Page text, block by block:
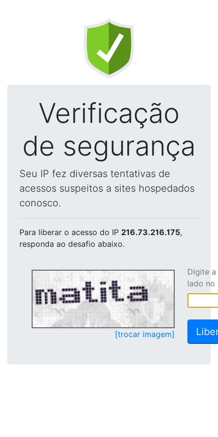
Verificação
de segurança
Seu IP fez diversas tentativas de
acessos suspeitos a sites hospedados
conosco.
Para liberar o acesso do IP 216.73.216.175,
responda ao desafio abaixo.
[trocar imagem]
Digite
lado no